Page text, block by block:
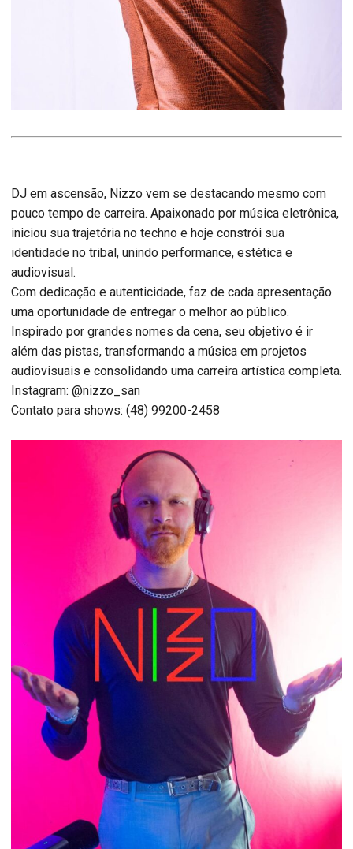
DJ em ascensão, Nizzo vem se destacando mesmo com
pouco tempo de carreira. Apaixonado por música eletrônica,
iniciou sua trajetória no techno e hoje constrói sua
identidade no tribal, unindo performance, estética e
audiovisual.
Com dedicação e autenticidade, faz de cada apresentação
uma oportunidade de entregar o melhor ao público.
Inspirado por grandes nomes da cena, seu objetivo é ir
além das pistas, transformando a música em projetos
audiovisuais e consolidando uma carreira artística completa.
Instagram: @nizzo_san
Contato para shows: (48) 99200-2458